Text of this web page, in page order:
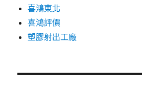
喜鴻東北
喜鴻評價
塑膠射出工廠